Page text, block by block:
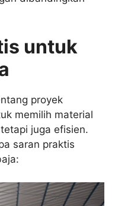
untuk
proyek
memilih material
juga efisien.
saran praktis